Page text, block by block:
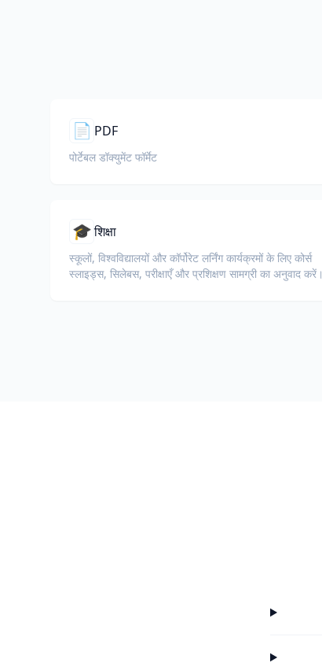
📄 PDF
पोर्टेबल डॉक्युमेंट फॉर्मेट
🎓शिक्षा
स्कूलों, विश्वविद्यालयों और कॉर्पोरेट लर्निंग कार्यक्रमों के लिए कोर्स
स्लाइड्स, सिलेबस, परीक्षाएँ और प्रशिक्षण सामग्री का अनुवाद करें।